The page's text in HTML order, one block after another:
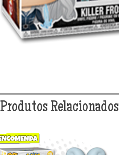
Produtos Relacionados